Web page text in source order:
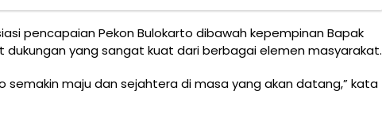
pencapaian Pekon Bulokarto dibawah kepempinan Bapak
dukungan yang sangat kuat dari berbagai elemen masyarakat.
semakin maju dan sejahtera di masa yang akan datang,” kata